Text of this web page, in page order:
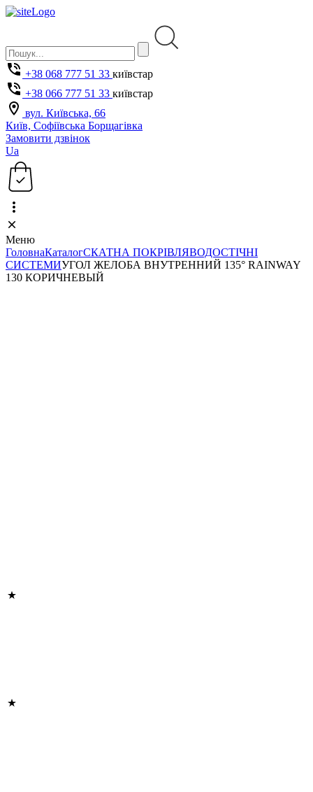
+38 068 777 51 33 київстар
+38 066 777 51 33 київстар
вул. Київська, 66
Київ, Софіївська Борщагівка
Замовити дзвінок
Ua
Меню
ГоловнаКаталогСКАТНА ПОКРІВЛЯВОДОСТІЧНІ
СИСТЕМИУГОЛ ЖЕЛОБА ВНУТРЕННИЙ 135° RAINWAY
130 КОРИЧНЕВЫЙ